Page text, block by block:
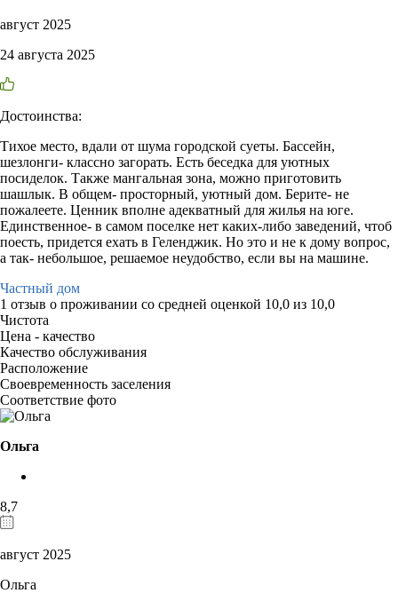
август 2025
24 августа 2025
Достоинства:
Тихое место, вдали от шума городской суеты. Бассейн,
шезлонги- классно загорать. Есть беседка для уютных
посиделок. Также мангальная зона, можно приготовить
шашлык. В общем- просторный, уютный дом. Берите- не
пожалеете. Ценник вполне адекватный для жилья на юге.
Единственное- в самом поселке нет каких-либо заведений, чтоб
поесть, придется ехать в Геленджик. Но это и не к дому вопрос,
а так- небольшое, решаемое неудобство, если вы на машине.
Частный дом
1 отзыв о проживании со средней оценкой 10,0 из 10,0
Чистота
Цена - качество
Качество обслуживания
Расположение
Своевременность заселения
Соответствие фото
Ольга
8,7
август 2025
Ольга